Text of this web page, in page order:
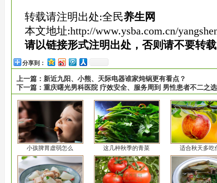
转载请注明出处:全民养生网
本文地址:http://www.ysba.com.cn/
请以链接形式注明出处，否则请不要转
分享到：
上一篇： 新近九阳、小熊、天际电器谁家炖锅更有看点？
下一篇： 重庆曙光男科医院 疗效安全、服务周到 男性患者不二之选
小孩脾胃虚弱怎么 这几种秋季的青菜 适合秋天多吃